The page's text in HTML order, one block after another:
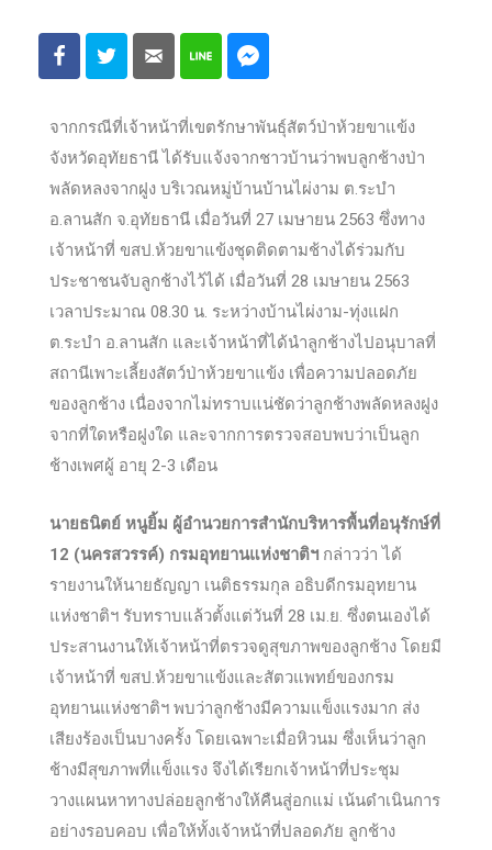
จากกรณีที่เจ้าหน้าที่เขตรักษาพันธุ์สัตว์ป่าห้วยขาแข้ง
จังหวัดอุทัยธานี ได้รับแจ้งจากชาวบ้านว่าพบลูกช้างป่า
พลัดหลงจากฝูง บริเวณหมู่บ้านบ้านไผ่งาม ต.ระบำ
อ.ลานสัก จ.อุทัยธานี เมื่อวันที่ 27 เมษายน 2563 ซึ่งทาง
เจ้าหน้าที่ ขสป.ห้วยขาแข้งชุดติดตามช้างได้ร่วมกับ
ประชาชนจับลูกช้างไว้ได้ เมื่อวันที่ 28 เมษายน 2563
เวลาประมาณ 08.30 น. ระหว่างบ้านไผ่งาม-ทุ่งแฝก
ต.ระบำ อ.ลานสัก และเจ้าหน้าที่ได้นำลูกช้างไปอนุบาลที่
สถานีเพาะเลี้ยงสัตว์ป่าห้วยขาแข้ง เพื่อความปลอดภัย
ของลูกช้าง เนื่องจากไม่ทราบแน่ชัดว่าลูกช้างพลัดหลงฝูง
จากที่ใดหรือฝูงใด และจากการตรวจสอบพบว่าเป็นลูก
ช้างเพศผู้ อายุ 2-3 เดือน
นายธนิตย์ หนูยิ้ม ผู้อำนวยการสำนักบริหารพื้นที่อนุรักษ์ที่
12 (นครสวรรค์) กรมอุทยานแห่งชาติฯ กล่าวว่า ได้
รายงานให้นายธัญญา เนติธรรมกุล อธิบดีกรมอุทยาน
แห่งชาติฯ รับทราบแล้วตั้งแต่วันที่ 28 เม.ย. ซึ่งตนเองได้
ประสานงานให้เจ้าหน้าที่ตรวจดูสุขภาพของลูกช้าง โดยมี
เจ้าหน้าที่ ขสป.ห้วยขาแข้งและสัตวแพทย์ของกรม
อุทยานแห่งชาติฯ พบว่าลูกช้างมีความแข็งแรงมาก ส่ง
เสียงร้องเป็นบางครั้ง โดยเฉพาะเมื่อหิวนม ซึ่งเห็นว่าลูก
ช้างมีสุขภาพที่แข็งแรง จึงได้เรียกเจ้าหน้าที่ประชุม
วางแผนหาทางปล่อยลูกช้างให้คืนสู่อกแม่ เน้นดำเนินการ
อย่างรอบคอบ เพื่อให้ทั้งเจ้าหน้าที่ปลอดภัย ลูกช้าง